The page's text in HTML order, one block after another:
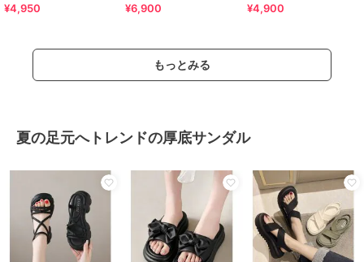
ル /51201
¥4,950
ダル /51206
¥6,900
/32208
¥4,900
もっとみる
夏の足元へトレンドの厚底サンダル